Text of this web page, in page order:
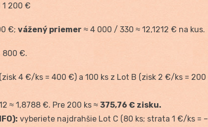
1 200 €
€; vážený priemer ≈ 4 000 / 330 ≈ 12,1212 € na kus.
800 €.
4 €/ks = 400 €) a 100 ks z Lot B (zisk 2 €/ks = 200
≈ 1,8788 €. Pre 200 ks ≈ 375,76 € zisku.
vyberiete najdrahšie Lot C (80 ks; strata 1 €/ks = –